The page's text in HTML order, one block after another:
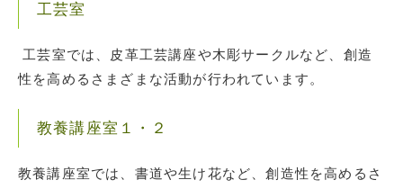
工芸室
工芸室では、皮革工芸講座や木彫サークルなど、創造
性を高めるさまざまな活動が行われています。
教養講座室１・２
教養講座室では、書道や生け花など、創造性を高めるさ